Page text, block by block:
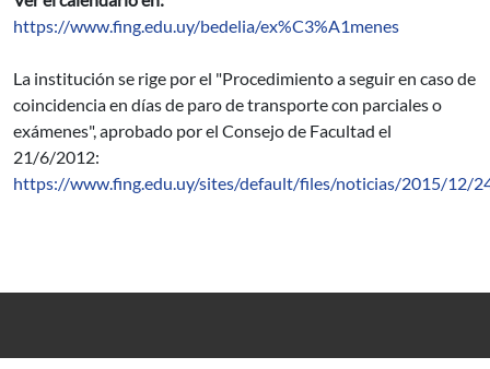
https://www.fing.edu.uy/bedelia/ex%C3%A1menes
La institución se rige por el "Procedimiento a seguir en caso de
coincidencia en días de paro de transporte con parciales o
exámenes", aprobado por el Consejo de Facultad el
21/6/2012:
https://www.fing.edu.uy/sites/default/files/noticias/2015/12/